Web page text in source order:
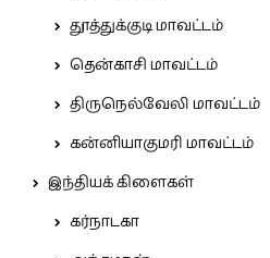
தூத்துக்குடி மாவட்டம்
தென்காசி மாவட்டம்
திருநெல்வேலி மாவட்டம்
கன்னியாகுமரி மாவட்டம்
இந்தியக் கிளைகள்
கர்நாடகா